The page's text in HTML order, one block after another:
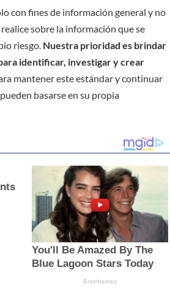
con fines de información general y no
sobre la información que se
riesgo. Nuestra prioridad es brindar
identificar, investigar y crear
mantener este estándar y continuar
basarse en su propia